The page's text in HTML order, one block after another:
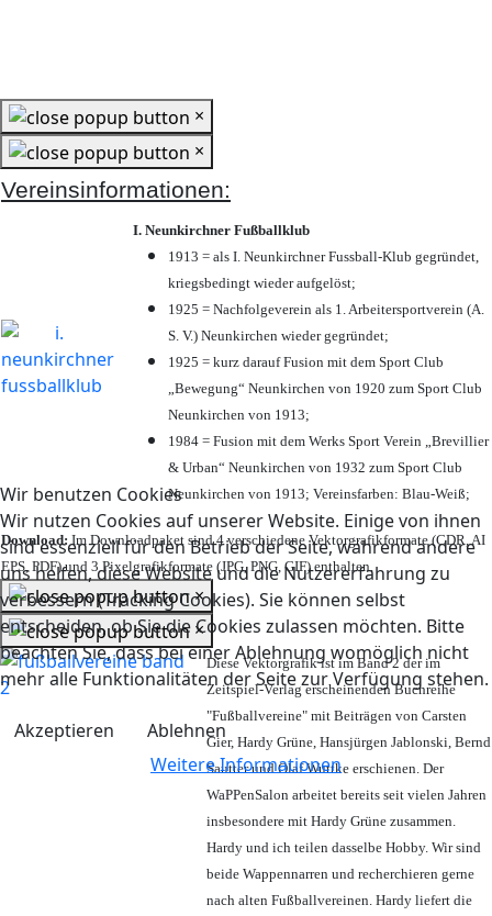
Wir benutzen Cookies
Wir nutzen Cookies auf unserer Website. Einige von ihnen
sind essenziell für den Betrieb der Seite, während andere
uns helfen, diese Website und die Nutzererfahrung zu
verbessern (Tracking Cookies). Sie können selbst
entscheiden, ob Sie die Cookies zulassen möchten. Bitte
beachten Sie, dass bei einer Ablehnung womöglich nicht
mehr alle Funktionalitäten der Seite zur Verfügung stehen.
Akzeptieren
Ablehnen
Weitere Informationen
×
×
Vereinsinformationen:
I. Neunkirchner Fußballklub
1913 = als I. Neunkirchner Fussball-Klub gegründet,
kriegsbedingt wieder aufgelöst;
1925 = Nachfolgeverein als 1. Arbeitersportverein (A.
S. V.) Neunkirchen wieder gegründet;
1925 = kurz darauf Fusion mit dem Sport Club
„Bewegung“ Neunkirchen von 1920 zum Sport Club
Neunkirchen von 1913;
1984 = Fusion mit dem Werks Sport Verein „Brevillier
& Urban“ Neunkirchen von 1932 zum Sport Club
Neunkirchen von 1913; Vereinsfarben: Blau-Weiß;
Download: Im Downloadpaket sind 4 verschiedene Vektorgrafikformate (CDR, AI
EPS, PDF) und 3 Pixelgrafikformate (JPG, PNG, GIF) enthalten.
×
×
Diese Vektorgrafik ist im Band 2 der im
Zeitspiel-Verlag erscheinenden Buchreihe
"Fußballvereine" mit Beiträgen von Carsten
Gier, Hardy Grüne, Hansjürgen Jablonski, Bernd
Sautter und Olaf Wuttke erschienen. Der
WaPPenSalon arbeitet bereits seit vielen Jahren
insbesondere mit Hardy Grüne zusammen.
Hardy und ich teilen dasselbe Hobby. Wir sind
beide Wappennarren und recherchieren gerne
nach alten Fußballvereinen. Hardy liefert die